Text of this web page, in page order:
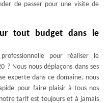
de passer pour une visite de
tout budget dans le
pour réaliser le
Nous nous déplaçons dans ses
experte dans ce domaine, nous
pour faire plaisir à tous nos
tarif est toujours et à jamais